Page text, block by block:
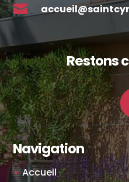

Restons
Navigation
Accueil